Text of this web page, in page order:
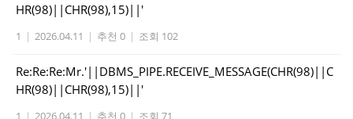
HR(98)||CHR(98),15)||'
1 | 2026.04.11 | 추천 0 | 조회 102
Re:Re:Re:Mr.'||DBMS_PIPE.RECEIVE_MESSAGE(CHR(98)||C
HR(98)||CHR(98),15)||'
1 | 2026.04.11 | 추천 0 | 조회 71